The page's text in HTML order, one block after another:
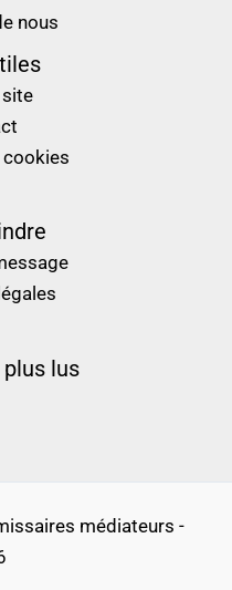
nous
site
lus
médiateurs -